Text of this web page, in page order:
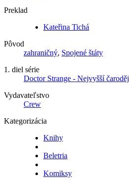
Preklad
Kateřina Tichá
Pôvod
zahraničný, Spojené štáty
1. diel série
Doctor Strange - Nejvyšší čaroděj
Vydavateľstvo
Crew
Kategorizácia
Knihy
Beletria
Komiksy